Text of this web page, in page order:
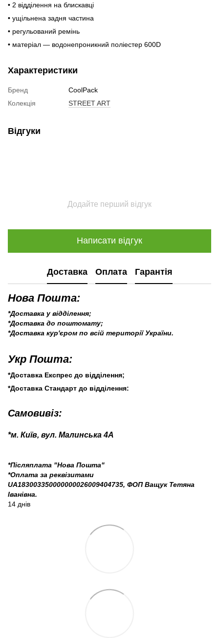
• 2 відділення на блискавці
• ущільнена задня частина
• регульований ремінь
• матеріал — водонепроникний поліестер 600D
Характеристики
Бренд
CoolPack
Колекція
STREET ART
Відгуки
Додайте перший відгук
Написати відгук
Доставка Оплата Гарантія
Нова Пошта:
*Доставка у відділення;
*Доставка до поштомату;
*Доставка кур'єром по всій території України.
Укр Пошта:
*Доставка Експрес до відділення;
*Доставка Стандарт до відділення:
Самовивіз:
*м. Київ, вул. Малинська 4А
*Післяплата "Нова Пошта"
*Оплата за реквізитами
UA183003350000000026009404735, ФОП Ващук Тетяна
Іванівна.
14 днів